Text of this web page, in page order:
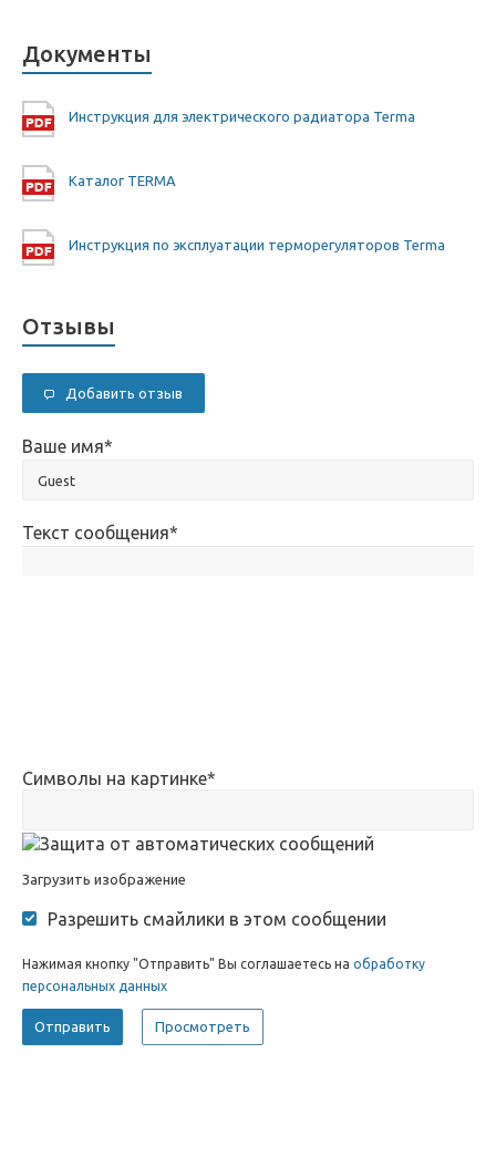
Документы
Инструкция для электрического радиатора Terma
Каталог TERMA
Инструкция по эксплуатации терморегуляторов Terma
Отзывы
Добавить отзыв
Ваше имя*
Текст сообщения*
Символы на картинке*
Загрузить изображение
Разрешить смайлики в этом сообщении
Нажимая кнопку "Отправить" Вы соглашаетесь на обработку
персональных данных